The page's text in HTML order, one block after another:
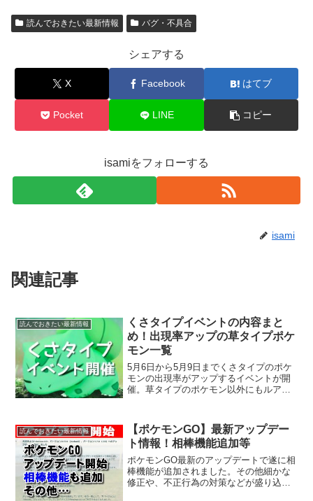
読んでおきたい最新情報 バグ・不具合
シェアする
X Facebook はてブ
Pocket LINE コピー
isamiをフォローする
isami
関連記事
読んでおきたい最新情報
くさタイプイベントの内容まと
め！出現率アップの草タイプポケ
モン一覧
5月6日から5月9日までくさタイプのポケ
モンの出現率がアップするイベントが開
催。草タイプのポケモン以外にもルアー
つもより短い期間なので、草タイプイベ
ントの内容をしっ...
読んでおきたい最新情報
【ポケモンGO】最新アップデー
ト情報！相棒機能追加等
ポケモンGO最新のアップデートで遂に相
棒機能が追加されました。その他細かな
修正や、不正行為の対策などが盛り込ま